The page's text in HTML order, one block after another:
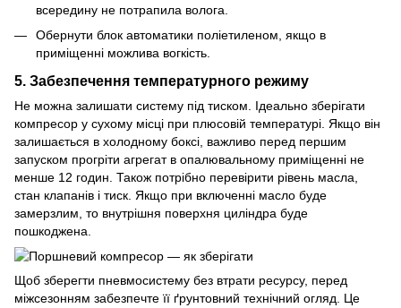
всередину не потрапила волога.
Обернути блок автоматики поліетиленом, якщо в
приміщенні можлива вогкість.
5. Забезпечення температурного режиму
Не можна залишати систему під тиском. Ідеально зберігати
компресор у сухому місці при плюсовій температурі. Якщо він
залишається в холодному боксі, важливо перед першим
запуском прогріти агрегат в опалювальному приміщенні не
менше 12 годин. Також потрібно перевірити рівень масла,
стан клапанів і тиск. Якщо при включенні масло буде
замерзлим, то внутрішня поверхня циліндра буде
пошкоджена.
Щоб зберегти пневмосистему без втрати ресурсу, перед
міжсезонням забезпечте її ґрунтовний технічний огляд. Це